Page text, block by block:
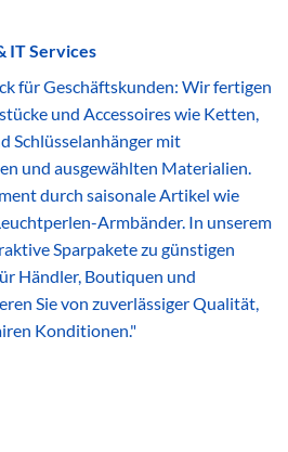
IT Services
für Geschäftskunden: Wir fertigen
und Accessoires wie Ketten,
Schlüsselanhänger mit
und ausgewählten Materialien.
durch saisonale Artikel wie
Armbänder. In unserem
Sparpakete zu günstigen
Händler, Boutiquen und
Sie von zuverlässiger Qualität,
Konditionen."